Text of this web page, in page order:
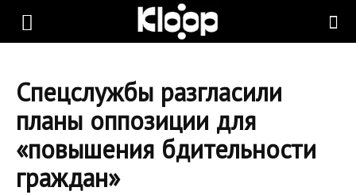
KLOOP.KG
Новости
Спецслужбы разгласили
планы оппозиции для
«повышения бдительности
граждан»